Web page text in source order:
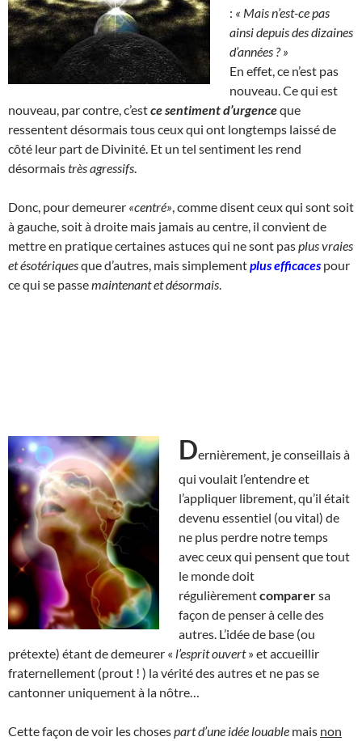
: « Mais n’est-ce pas
ainsi depuis des dizaines
d’années ? »
En effet, ce n’est pas
nouveau. Ce qui est
nouveau, par contre, c’estce sentiment d’urgenceque
ressentent désormais tous ceux qui ont longtemps laissé de
côté leur part de Divinité. Et un tel sentiment les rend
désormaistrès agressifs
Donc, pour demeurer «centré» , comme disent ceux qui sont soit
à gauche, soit à droite mais jamais au centre, il convient de
mettre en pratique certaines astuces qui ne sont pasplus vraies
et ésotériquesque d’autres, mais simplementplus efficacespour
ce qui se passemaintenant et désormais
Dernièrement, je conseillais à
qui voulait l’entendre et
l’appliquer librement, qu’il était
devenu essentiel (ou vital) de
ne plus perdre notre temps
avec ceux qui pensent que tout
le monde doit
régulièrementcomparersa
façon de penser à celle des
autres. L’idée de base (ou
prétexte) étant de demeurer « l’esprit ouvert» et accueillir
fraternellement (prout ! ) la vérité des autres et ne pas se
cantonner uniquement à la nôtre…
Cette façon de voir les chosespart d’une idée louable mais non